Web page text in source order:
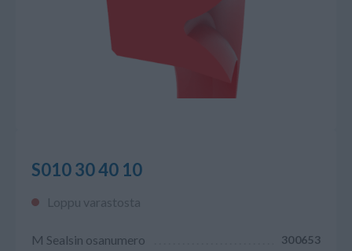
S010 30 40 10
Loppu varastosta
M Sealsin osanumero 300653